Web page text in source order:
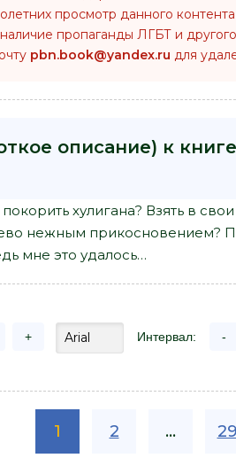
просмотр данного контента
наличие пропаганды ЛГБТ и
pbn.book@yandex.ru для
описание) к
хулигана? Взять в
нежным прикосновением?
мне это удалось…
+ Интервал: -
1 2 ... 29